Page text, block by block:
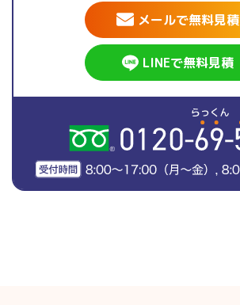
メールで無料見積
LINEで無料見積